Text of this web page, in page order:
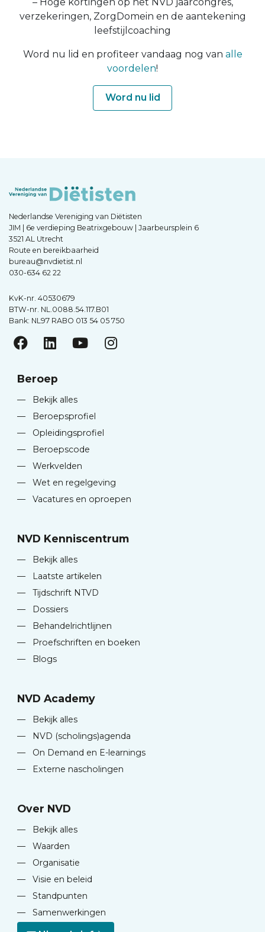
verzekeringen, ZorgDomein en de aantekening
leefstijlcoaching
Word nu lid en profiteer vandaag nog van alle
voordelen!
Word nu lid
Nederlandse Vereniging van Diëtisten
JIM | 6e verdieping Beatrixgebouw | Jaarbeursplein 6
3521 AL Utrecht
Route en bereikbaarheid
bureau@nvdietist.nl
030-634 62 22
KvK-nr. 40530679
BTW-nr. NL.0088.54.117.B01
Bank: NL97 RABO 013 54 05 750
Beroep
—
Bekijk alles
—
Beroepsprofiel
—
Opleidingsprofiel
—
Beroepscode
—
Werkvelden
—
Wet en regelgeving
—
Vacatures en oproepen
NVD Kenniscentrum
—
Bekijk alles
—
Laatste artikelen
—
Tijdschrift NTVD
—
Dossiers
—
Behandelrichtlijnen
—
Proefschriften en boeken
—
Blogs
NVD Academy
—
Bekijk alles
—
NVD (scholings)agenda
—
On Demand en E-learnings
—
Externe nascholingen
Over NVD
—
Bekijk alles
—
Waarden
—
Organisatie
—
Visie en beleid
—
Standpunten
—
Samenwerkingen